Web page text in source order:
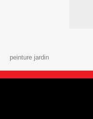
peinture jardin